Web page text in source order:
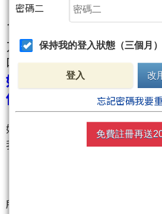
ㄟㄟ！NQ，回檔到大支
力互換，而且還有尖尖的
呀！
如果你是這樣想，那我要
你今天又解決一個卡住的
好，讓我們先回憶一下裸K的核心
我們裸K派，其實到最後就看一件
所以，當價格來到某個區域都有
密碼二
保持我的登入狀態（三個月）
登入 改
忘記密碼我要
免費註冊再送